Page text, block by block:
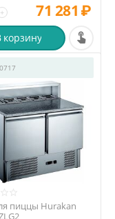
+ 71 281 ₽
корзину
пиццы Hurakan